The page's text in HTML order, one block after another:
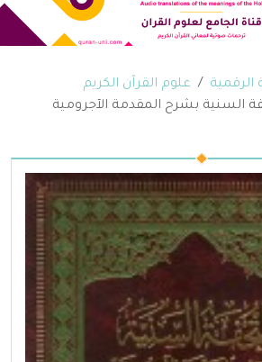
الرقمية
علوم القرآن الكريم
السنية بشرح المقدمة الآجرومية